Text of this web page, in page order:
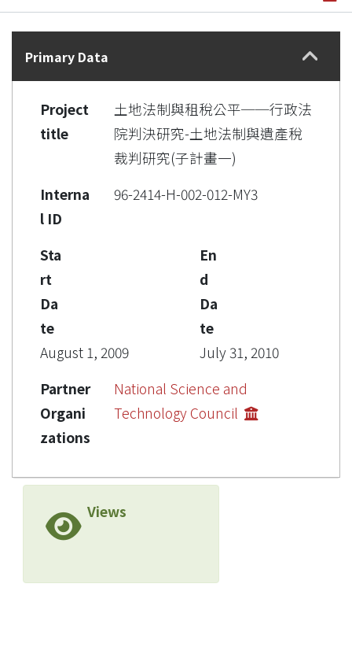
Details
Primary Data
Project
title
土地法制與租稅公平──行政法
院判決研究-土地法制與遺產稅
裁判研究(子計畫一)
Interna
l ID
96-2414-H-002-012-MY3
Sta
rt
Da
te
August 1, 2009
En
d
Da
te
July 31, 2010
Partner
Organi
zations
National Science and
Technology Council
Views